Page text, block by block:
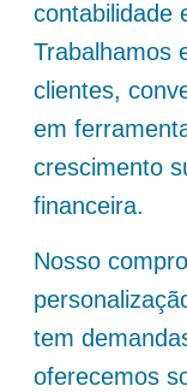
contabilidade
Trabalhamos
clientes,
em
crescimento
financeira.
Nosso
tem
oferecemos